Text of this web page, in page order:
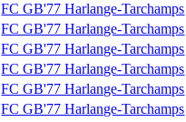
FC GB'77 Harlange-Tarchamps
FC GB'77 Harlange-Tarchamps
FC GB'77 Harlange-Tarchamps
FC GB'77 Harlange-Tarchamps
FC GB'77 Harlange-Tarchamps
FC GB'77 Harlange-Tarchamps